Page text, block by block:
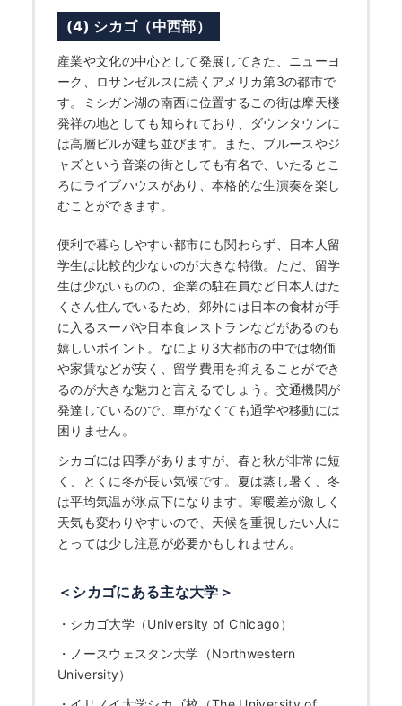
ブログ
おすすめ特集
EVENTS
(4) シカゴ（中西部）
産業や文化の中心として発展してきた、ニューヨ
ーク、ロサンゼルスに続くアメリカ第3の都市で
す。ミシガン湖の南西に位置するこの街は摩天楼
発祥の地としても知られており、ダウンタウンに
は高層ビルが建ち並びます。また、ブルースやジ
ャズという音楽の街としても有名で、いたるとこ
ろにライブハウスがあり、本格的な生演奏を楽し
むことができます。
便利で暮らしやすい都市にも関わらず、日本人留
学生は比較的少ないのが大きな特徴。ただ、留学
生は少ないものの、企業の駐在員など日本人はた
くさん住んでいるため、郊外には日本の食材が手
に入るスーパや日本食レストランなどがあるのも
嬉しいポイント。なにより3大都市の中では物価
や家賃などが安く、留学費用を抑えることができ
るのが大きな魅力と言えるでしょう。交通機関が
発達しているので、車がなくても通学や移動には
困りません。
シカゴには四季がありますが、春と秋が非常に短
く、とくに冬が長い気候です。夏は蒸し暑く、冬
は平均気温が氷点下になります。寒暖差が激しく
天気も変わりやすいので、天候を重視したい人に
とっては少し注意が必要かもしれません。
＜シカゴにある主な大学＞
・ シカゴ大学（University of Chicago）
・ ノースウェスタン大学（Northwestern
University）